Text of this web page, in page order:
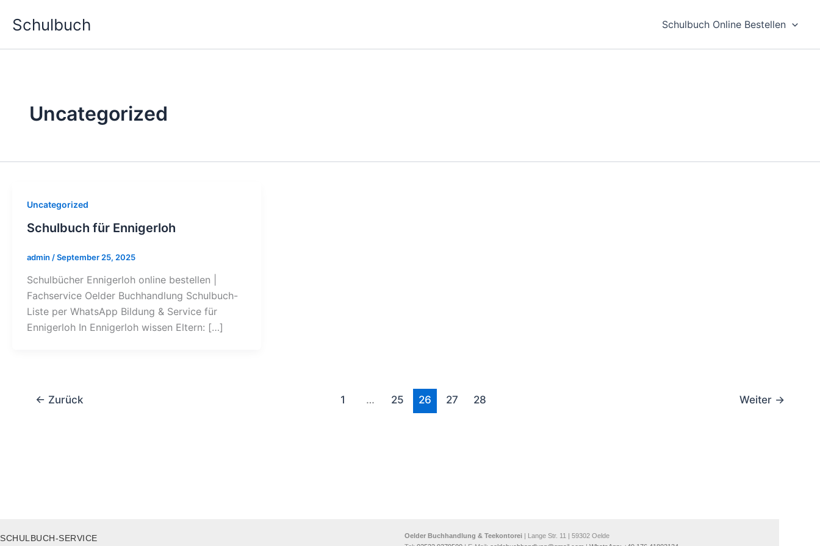
InhaltSchulbuch Schulbuch Online Bestellen
Uncategorized
Uncategorized
Schulbuch für Ennigerloh
admin /September 25, 2025
Schulbücher Ennigerloh online bestellen |
Fachservice Oelder Buchhandlung Schulbuch-
Liste per WhatsApp Bildung & Service für
Ennigerloh In Ennigerloh wissen Eltern: […]
← Zurück 1 … 25 26 27 28 Weiter →
SCHULBUCH-SERVICE Oelder Buchhandlung & Teekontorei | Lange Str. 11 | 59302 Oelde